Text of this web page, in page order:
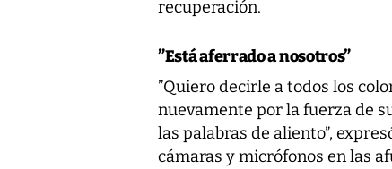
recuperación.
”Está aferrado a nosotros”
”Quiero decirle a todos los
nuevamente por la fuerza de
las palabras de aliento”,
cámaras y micrófonos en las